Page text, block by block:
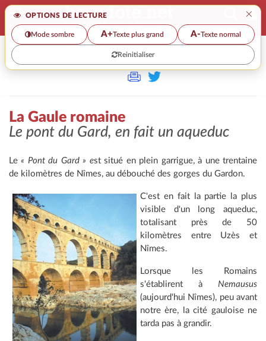
OPTIONS DE LECTURE ×
Mode sombre A+Texte plus grand A-Texte normal
Reinitialiser
>
La Gaule romaine
Le pont du Gard, en fait un aqueduc
Le« Pont du Gard » est situé en plein garrigue, à une trentaine
de kilomètres de Nîmes, au débouché des gorges du Gardon.
C'est en fait la partie la plus
visible d'un long aqueduc,
totalisant près de 50
kilomètres entre Uzès et
Nîmes.
Lorsque les Romains
s'établirent à Nemausus
(aujourd'hui Nîmes), peu avant
notre ère, la cité gauloise ne
tarda pas à grandir.